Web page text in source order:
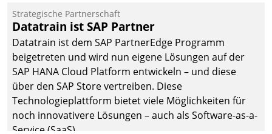
Strategische Partnerschaft
Datatrain ist SAP Partner
Datatrain ist dem SAP PartnerEdge Programm
beigetreten und wird nun eigene Lösungen auf der
SAP HANA Cloud Platform entwickeln – und diese
über den SAP Store vertreiben. Diese
Technologieplattform bietet viele Möglichkeiten für
noch innovativere Lösungen – auch als Software-as-a-
Service (SaaS).